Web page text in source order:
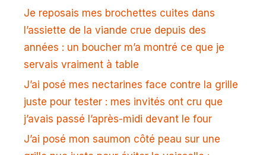
Je reposais mes brochettes cuites dans
l’assiette de la viande crue depuis des
années : un boucher m’a montré ce que je
servais vraiment à table
J’ai posé mes nectarines face contre la grille
juste pour tester : mes invités ont cru que
j’avais passé l’après-midi devant le four
J’ai posé mon saumon côté peau sur une